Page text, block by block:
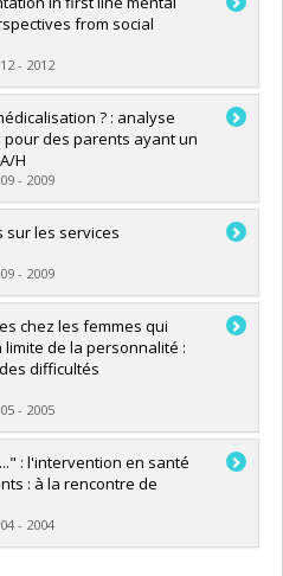
from social
- 2012
? : analyse
des parents ayant un
H
- 2009
sur les services
- 2009
chez les femmes qui
de la personnalité :
difficultés
- 2005
: l'intervention en santé
: à la rencontre de
- 2004